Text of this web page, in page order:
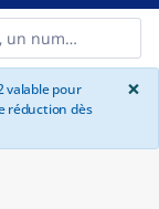
valable pour
réduction dès
×